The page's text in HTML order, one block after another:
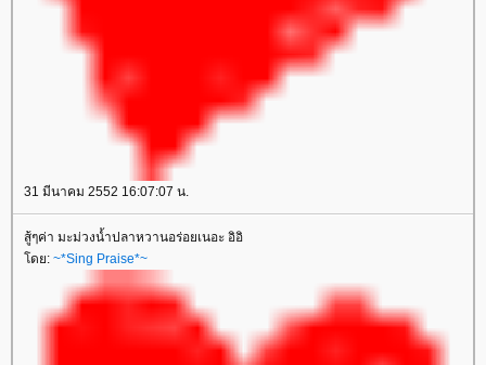
31 มีนาคม 2552 16:07:07 น.
สู้ๆค่า มะม่วงน้ำปลาหวานอร่อยเนอะ อิอิ
ดย: ~*Sing Praise*~